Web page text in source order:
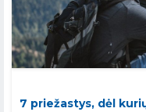
7 priežastys, dėl